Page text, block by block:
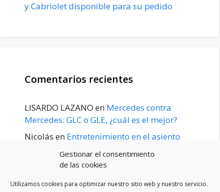
Gestionar el consentimiento
de las cookies
Utilizamos cookies para optimizar nuestro sitio web y nuestro servicio.
y Cabriolet disponible para su pedido
Comentarios recientes
LISARDO LAZANO en Mercedes contra
Mercedes: GLC o GLE, ¿cuál es el mejor?
Nicolás en Entretenimiento en el asiento
principios de 2020